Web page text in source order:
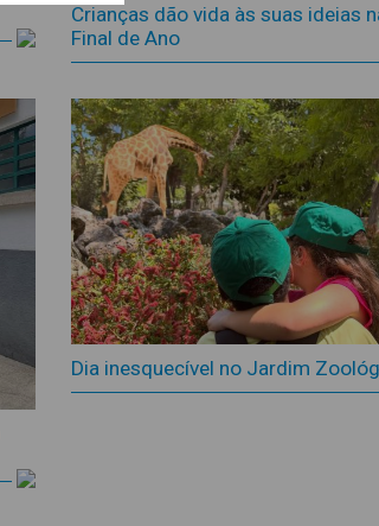
Crianças dão vida às suas ideias
Final de Ano
Dia inesquecível no Jardim